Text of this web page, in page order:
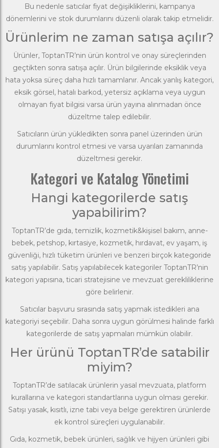
Bu nedenle satıcılar fiyat değişikliklerini, kampanya
dönemlerini ve stok durumlarını düzenli olarak takip etmelidir.
Ürünlerim ne zaman satışa açılır?
Ürünler, ToptanTR’nin ürün kontrol ve onay süreçlerinden
geçtikten sonra satışa açılır. Ürün bilgilerinde eksiklik veya
hata yoksa süreç daha hızlı tamamlanır. Ancak yanlış kategori,
eksik görsel, hatalı barkod, yetersiz açıklama veya uygun
olmayan fiyat bilgisi varsa ürün yayına alınmadan önce
düzeltme talep edilebilir.
Satıcıların ürün yükledikten sonra panel üzerinden ürün
durumlarını kontrol etmesi ve varsa uyarıları zamanında
düzeltmesi gerekir.
Kategori ve Katalog Yönetimi
Hangi kategorilerde satış
yapabilirim?
ToptanTR’de gıda, temizlik, kozmetik&kişisel bakım, anne-
bebek, petshop, kırtasiye, kozmetik, hırdavat, ev yaşam, iş
güvenliği, hızlı tüketim ürünleri ve benzeri birçok kategoride
satış yapılabilir. Satış yapılabilecek kategoriler ToptanTR’nin
kategori yapısına, ticari stratejisine ve mevzuat gerekliliklerine
göre belirlenir.
Satıcılar başvuru sırasında satış yapmak istedikleri ana
kategoriyi seçebilir. Daha sonra uygun görülmesi halinde farklı
kategorilerde de satış yapmaları mümkün olabilir.
Her ürünü ToptanTR’de satabilir
miyim?
ToptanTR’de satılacak ürünlerin yasal mevzuata, platform
kurallarına ve kategori standartlarına uygun olması gerekir.
Satışı yasak, kısıtlı, izne tabi veya belge gerektiren ürünlerde
ek kontrol süreçleri uygulanabilir.
Gıda, kozmetik, bebek ürünleri, sağlık ve hijyen ürünleri gibi